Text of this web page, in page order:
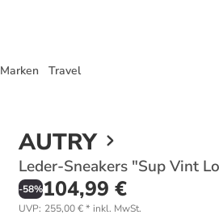
Marken Travel
AUTRY
Leder-Sneakers "Sup Vint
-58%104,99 €
UVP: 255,00 €* inkl. MwSt.